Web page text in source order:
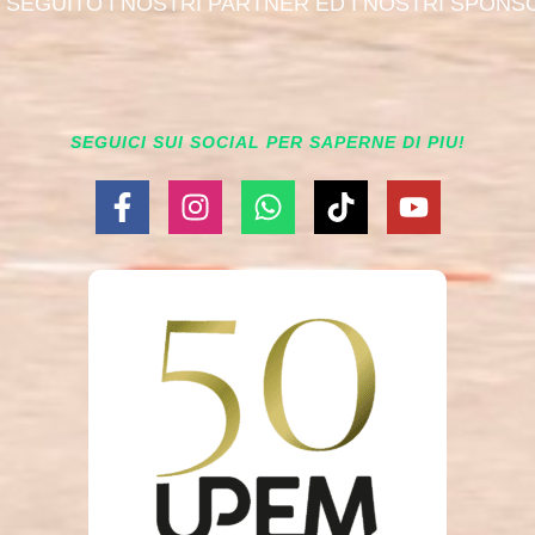
SEGUICI SUI SOCIAL PER SAPERNE DI PIU!